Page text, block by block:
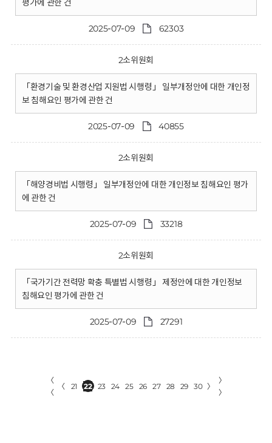
평가에 관한 건
2025-07-09 62303
2소위원회
「환경기술 및 환경산업 지원법 시행령」 일부개정안에 대한 개인정
보 침해요인 평가에 관한 건
2025-07-09 40855
2소위원회
「해양경비법 시행령」 일부개정안에 대한 개인정보 침해요인 평가
에 관한 건
2025-07-09 33218
2소위원회
「국가기간 전력망 확충 특별법 시행령」 제정안에 대한 개인정보
침해요인 평가에 관한 건
2025-07-09 27291
〈
〈
〈 21 22 23 24 25 26 27 28 29 30 〉
〉
〉